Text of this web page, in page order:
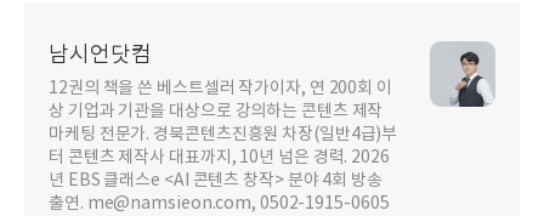
남시언닷컴
12권의 책을 쓴 베스트셀러 작가이자, 연 200회 이
상 기업과 기관을 대상으로 강의하는 콘텐츠 제작
마케팅 전문가. 경북콘텐츠진흥원 차장(일반4급)부
터 콘텐츠 제작사 대표까지, 10년 넘은 경력. 2026
년 EBS 클래스e <AI 콘텐츠 창작> 분야 4회 방송
출연. me@namsieon.com, 0502-1915-0605